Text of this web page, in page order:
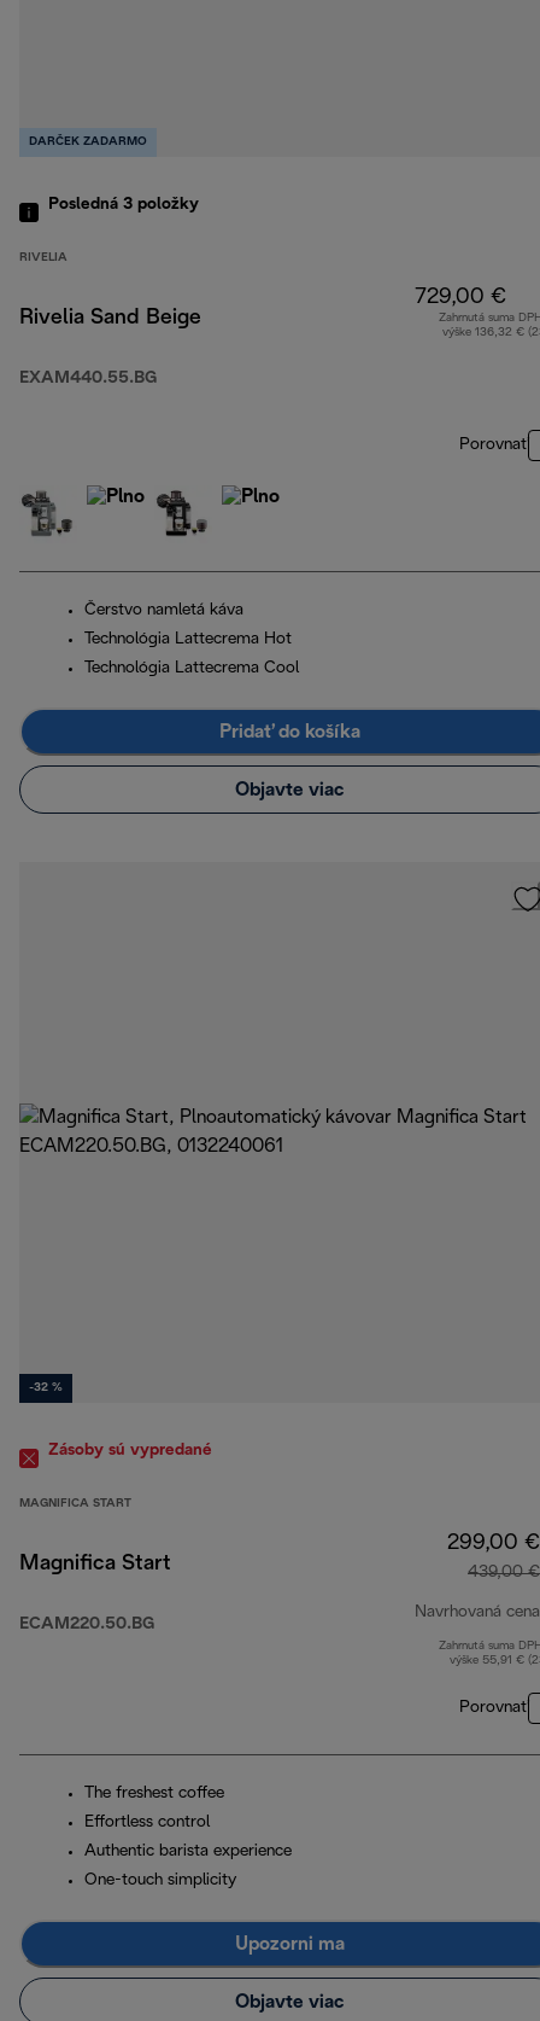
DARČEK ZADARMO
Posledná 3 položky
RIVELIA
Rivelia Sand Beige
EXAM440.55.BG
729,00 €
Zahrnutá suma
výške 136,32 €
Porovnať
Čerstvo namletá káva
Technológia Lattecrema Hot
Technológia Lattecrema Cool
Pridať do košíka
Objavte viac
-32 %
Zásoby sú vypredané
MAGNIFICA START
Magnifica Start
ECAM220.50.BG
299,00 €
439,00 €
Navrhovaná cena
Zahrnutá suma
výške 55,91 €
Porovnať
The freshest coffee
Effortless control
Authentic barista experience
One-touch simplicity
Upozorni ma
Objavte viac